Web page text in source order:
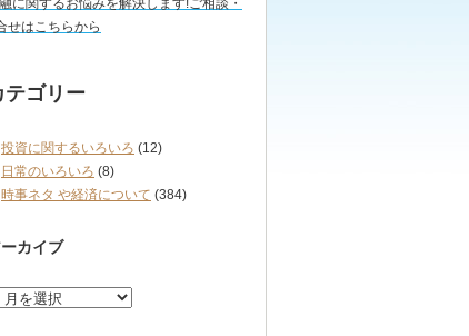
投資に関するいろいろ (12)
日常のいろいろ (8)
時事ネタ や経済について (384)